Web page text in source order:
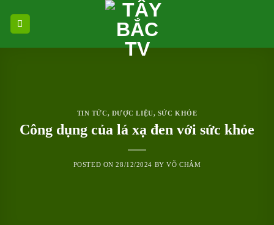
TIN TỨC, DƯỢC LIỆU, SỨC KHỎE
Công dụng của lá xạ đen với sức khỏe
POSTED ON28/12/2024 BYVÕ CHÂM